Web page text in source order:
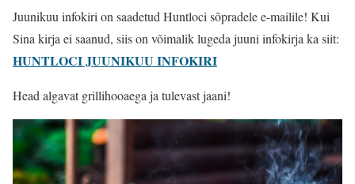
Juunikuu infokiri on saadetud Huntloci sõpradele e-mailile! Kui
Sina kirja ei saanud, siis on võimalik lugeda juuni infokirja ka siit:
HUNTLOCI JUUNIKUU INFOKIRI
Head algavat grillihooaega ja tulevast jaani!